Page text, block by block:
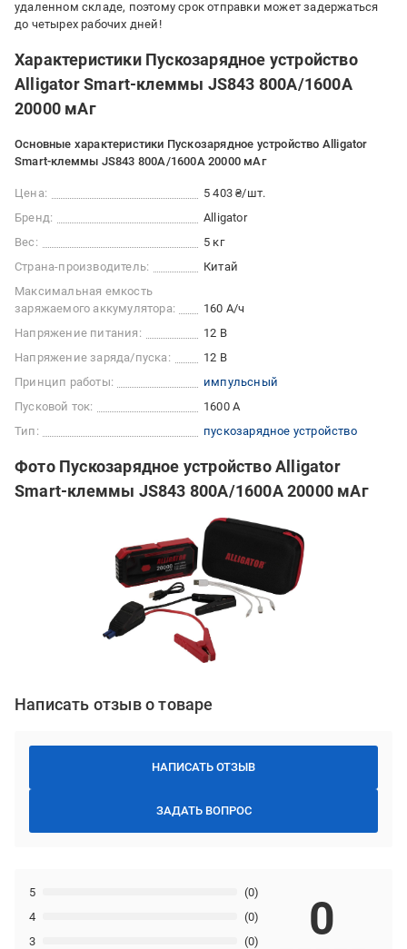
удаленном складе, поэтому срок отправки может задержаться
до четырех рабочих дней!
Характеристики Пускозарядное устройство
Alligator Smart-клеммы JS843 800А/1600А
20000 мАг
Основные характеристики Пускозарядное устройство Alligator
Smart-клеммы JS843 800А/1600А 20000 мАг
Цена:
5 403 ₴/шт.
Бренд:
Alligator
Вес:
5 кг
Страна-производитель:
Китай
Максимальная емкость
заряжаемого аккумулятора:
160 А/ч
Напряжение питания:
12 В
Напряжение заряда/пуска:
12 В
Принцип работы:
импульсный
Пусковой ток:
1600 А
Тип:
пускозарядное устройство
Фото Пускозарядное устройство Alligator
Smart-клеммы JS843 800А/1600А 20000 мАг
Написать отзыв о товаре
НАПИСАТЬ ОТЗЫВ
ЗАДАТЬ ВОПРОС
3 (0)
4 (0)
5 (0)
0